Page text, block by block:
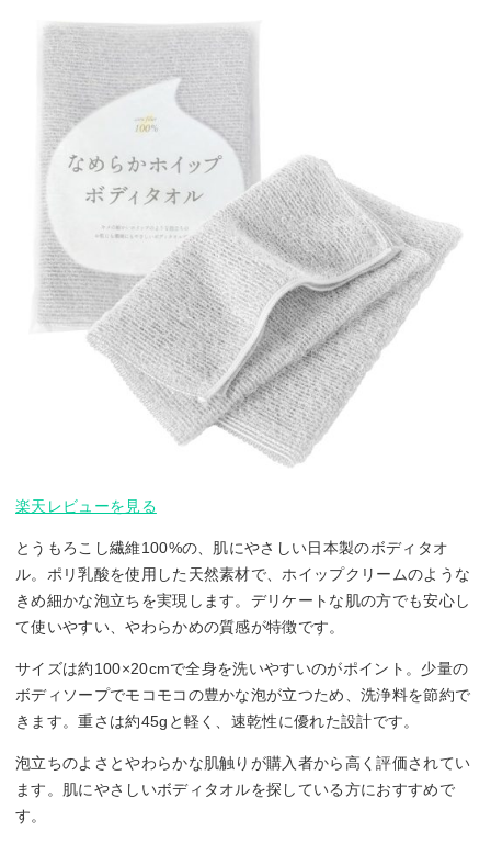
楽天レビューを見る
とうもろこし繊維100%の、肌にやさしい日本製のボディタオ
ル。ポリ乳酸を使用した天然素材で、ホイップクリームのような
きめ細かな泡立ちを実現します。デリケートな肌の方でも安心し
て使いやすい、やわらかめの質感が特徴です。
サイズは約100×20cmで全身を洗いやすいのがポイント。少量の
ボディソープでモコモコの豊かな泡が立つため、洗浄料を節約で
きます。重さは約45gと軽く、速乾性に優れた設計です。
泡立ちのよさとやわらかな肌触りが購入者から高く評価されてい
ます。肌にやさしいボディタオルを探している方におすすめで
す。